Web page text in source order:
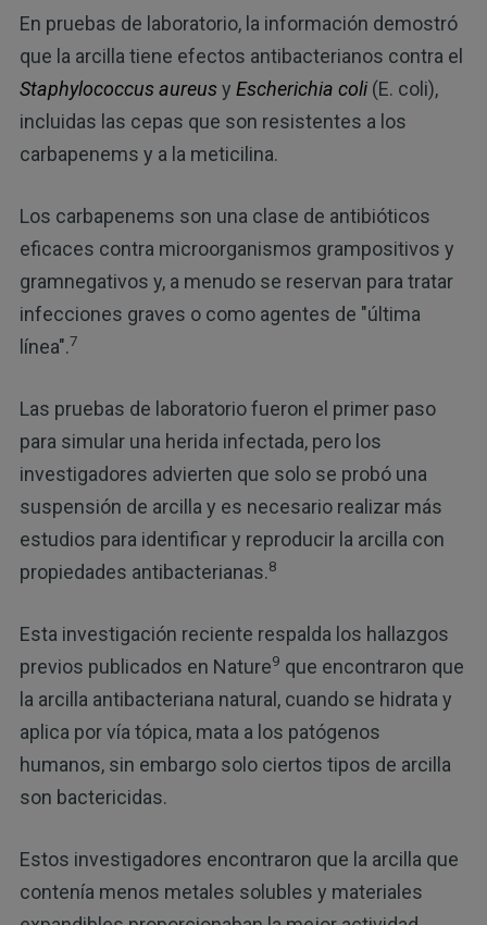
En pruebas de laboratorio, la información demostró
que la arcilla tiene efectos antibacterianos contra el
Staphylococcus aureusy Escherichia coli(E. coli),
incluidas las cepas que son resistentes a los
carbapenems y a la meticilina.
Los carbapenems son una clase de antibióticos
eficaces contra microorganismos grampositivos y
gramnegativos y, a menudo se reservan para tratar
infecciones graves o como agentes de "última
línea".7
Las pruebas de laboratorio fueron el primer paso
para simular una herida infectada, pero los
investigadores advierten que solo se probó una
suspensión de arcilla y es necesario realizar más
estudios para identificar y reproducir la arcilla con
propiedades antibacterianas.8
Esta investigación reciente respalda los hallazgos
previos publicados en Nature9 que encontraron que
la arcilla antibacteriana natural, cuando se hidrata y
aplica por vía tópica, mata a los patógenos
humanos, sin embargo solo ciertos tipos de arcilla
son bactericidas.
Estos investigadores encontraron que la arcilla que
contenía menos metales solubles y materiales